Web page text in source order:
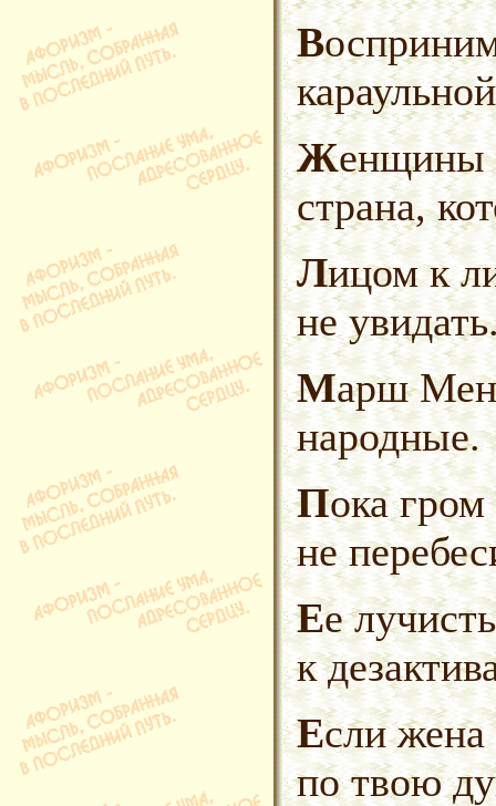
Воспринимал женщин, как устав
Женщины были для него как
страна,
Лицом к лицу — колен
не
Марш Мендельсона — слова
народные.
Пока гром не грянет, мужик
не
Ее лучистые глаза взывали
к
Если жена ангел, значит пришла
по твою